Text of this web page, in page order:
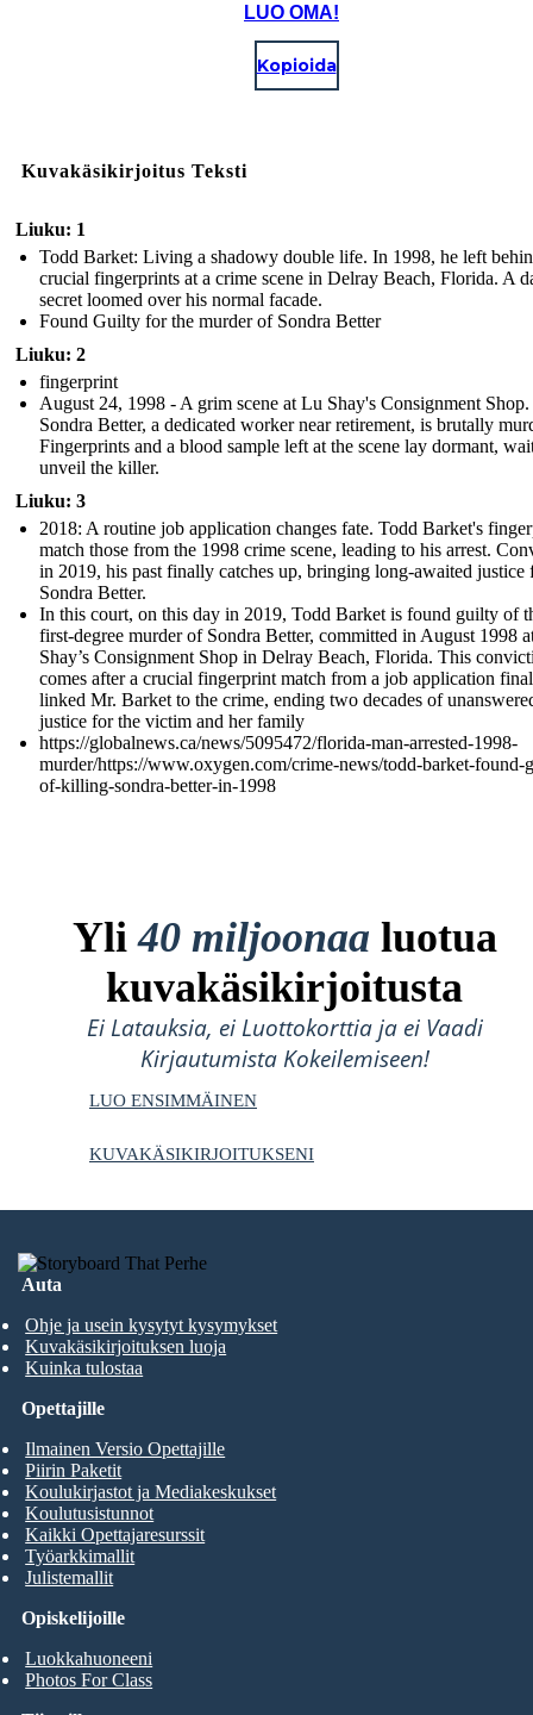
LUO OMA!
Kopioida
Kuvakäsikirjoitus Teksti
Liuku: 1
Todd Barket: Living a shadowy double life. In 1998, he left
crucial fingerprints at a crime scene in Delray Beach, Florida. A
secret loomed over his normal facade.
Found Guilty for the murder of Sondra Better
Liuku: 2
fingerprint
August 24, 1998 - A grim scene at Lu Shay's Consignment Shop.
Sondra Better, a dedicated worker near retirement, is brutally
Fingerprints and a blood sample left at the scene lay dormant,
unveil the killer.
Liuku: 3
2018: A routine job application changes fate. Todd Barket's
match those from the 1998 crime scene, leading to his arrest.
in 2019, his past finally catches up, bringing long-awaited justice
Sondra Better.
In this court, on this day in 2019, Todd Barket is found guilty of
first-degree murder of Sondra Better, committed in August 1998
Shay’s Consignment Shop in Delray Beach, Florida. This
comes after a crucial fingerprint match from a job application
linked Mr. Barket to the crime, ending two decades of
justice for the victim and her family
https://globalnews.ca/news/5095472/florida-man-arrested-1998-
murder/https://www.oxygen.com/crime-news/todd-barket-found-
of-killing-sondra-better-in-1998
Yli40 miljoonaa luotua
kuvakäsikirjoitusta
Ei Latauksia, ei Luottokorttia ja ei Vaadi
Kirjautumista Kokeilemiseen!
LUO ENSIMMÄINEN
KUVAKÄSIKIRJOITUKSENI
Auta
Ohje ja usein kysytyt kysymykset
Kuvakäsikirjoituksen luoja
Kuinka tulostaa
Opiskelijoille
Luokkahuoneeni
Photos For Class
Opettajille
Ilmainen Versio Opettajille
Piirin Paketit
Koulukirjastot ja Mediakeskukset
Koulutusistunnot
Kaikki Opettajaresurssit
Työarkkimallit
Julistemallit